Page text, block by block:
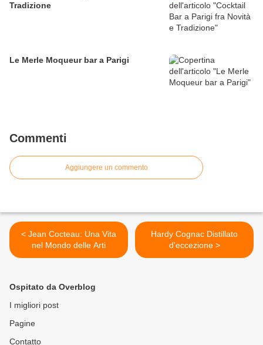
Tradizione
Le Merle Moqueur bar a Parigi
Commenti
Aggiungere un commento
< Jean Cocteau: Una Vita
nel Mondo delle Arti
Hardy Cognac Distillato
d'eccezione >
Ospitato da Overblog
I migliori post
Pagine
Contatto